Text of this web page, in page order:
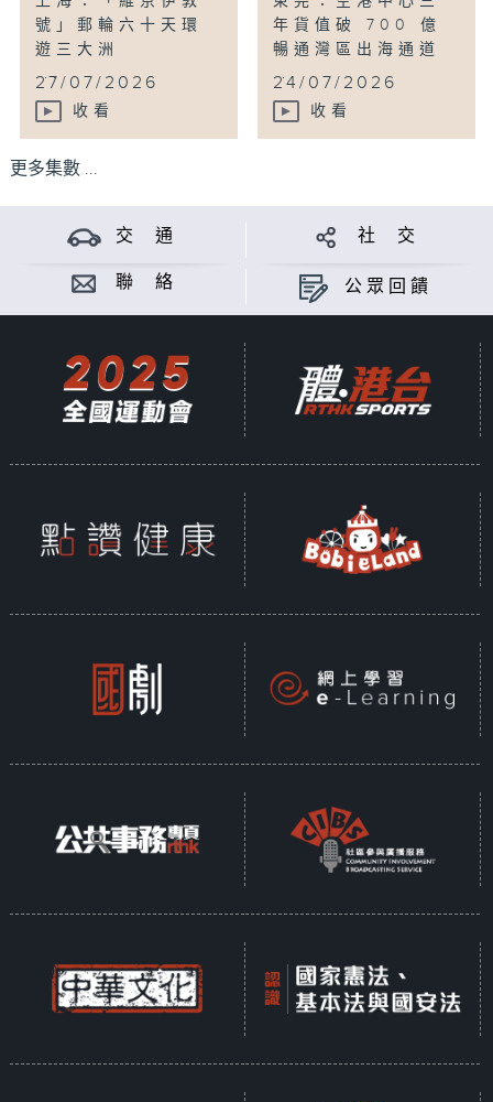
號」郵輪六十天環
遊三大洲
...
27/07/2026
收看
年貨值破 700 億
暢通灣區出海通道
...
24/07/2026
收看
更多集數 ...
交 通 社 交
聯 絡 公眾回饋